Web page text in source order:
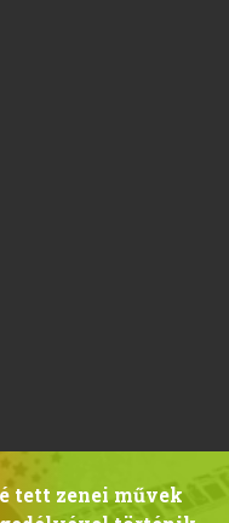
tett zenei művek